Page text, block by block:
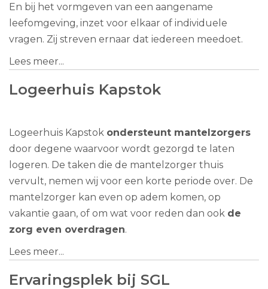
En bij het vormgeven van een aangename
leefomgeving, inzet voor elkaar of individuele
vragen. Zij streven ernaar dat iedereen meedoet.
Lees meer...
Logeerhuis Kapstok
Logeerhuis Kapstok ondersteunt mantelzorgers
door degene waarvoor wordt gezorgd te laten
logeren. De taken die de mantelzorger thuis
vervult, nemen wij voor een korte periode over. De
mantelzorger kan even op adem komen, op
vakantie gaan, of om wat voor reden dan ook de
zorg even overdragen.
Lees meer...
Ervaringsplek bij SGL